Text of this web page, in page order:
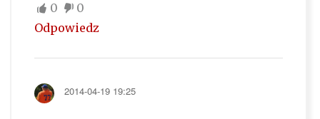
0
0
Odpowiedz
2014-04-19 19:25